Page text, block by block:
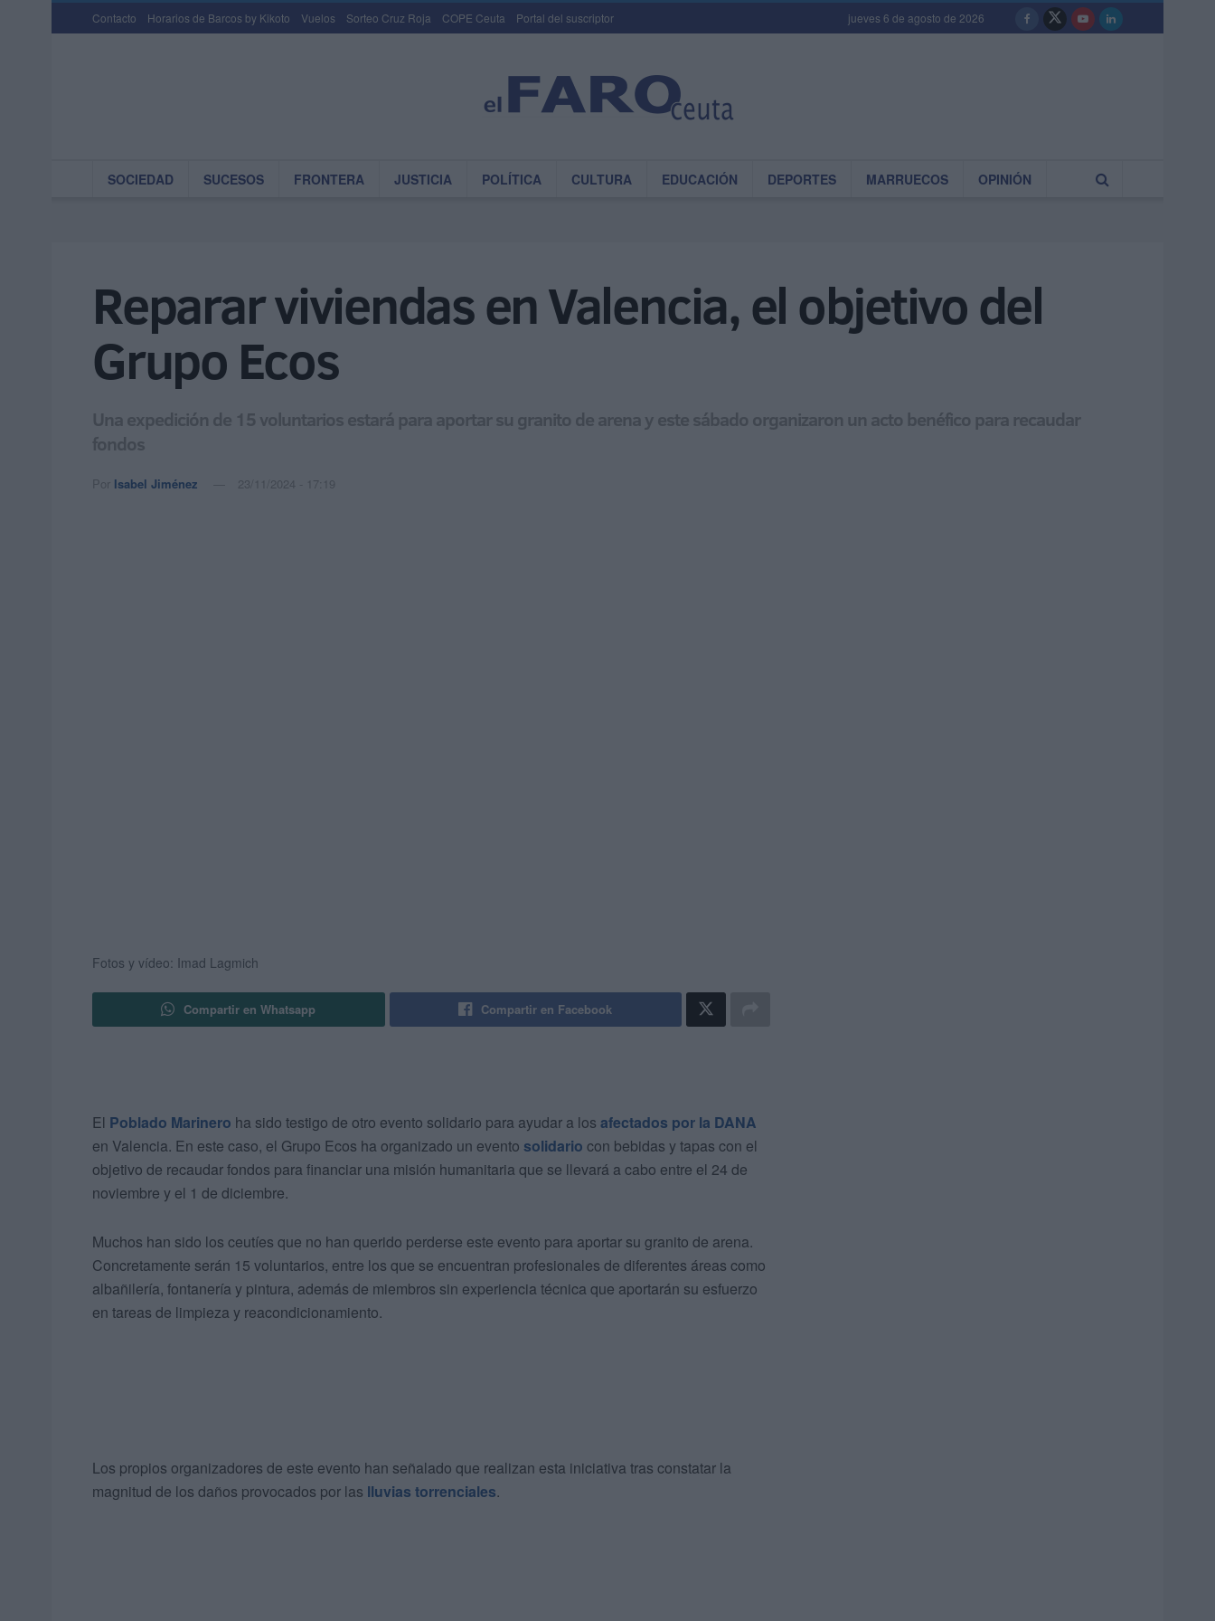
Contacto Horarios de Barcos by Kikoto Vuelos Sorteo Cruz Roja COPE Ceuta Portal del suscriptor jueves 6 de agosto de 2026
SOCIEDAD SUCESOS FRONTERA JUSTICIA POLÍTICA CULTURA EDUCACIÓN DEPORTES MARRUECOS OPINIÓN
Reparar viviendas en Valencia, el objetivo del
Grupo Ecos
Una expedición de 15 voluntarios estará para aportar su granito de arena y este sábado organizaron un acto benéfico para recaudar
fondos
Por Isabel Jiménez 23/11/2024 - 17:19
Fotos y vídeo: Imad Lagmich
Compartir en Whatsapp Compartir en Facebook
El Poblado Marinero ha sido testigo de otro evento solidario para ayudar a los afectados por la DANA
en Valencia. En este caso, el Grupo Ecos ha organizado un evento solidario con bebidas y tapas con el
objetivo de recaudar fondos para financiar una misión humanitaria que se llevará a cabo entre el 24 de
noviembre y el 1 de diciembre.
Muchos han sido los ceutíes que no han querido perderse este evento para aportar su granito de arena.
Concretamente serán 15 voluntarios, entre los que se encuentran profesionales de diferentes áreas como
albañilería, fontanería y pintura, además de miembros sin experiencia técnica que aportarán su esfuerzo
en tareas de limpieza y reacondicionamiento.
Los propios organizadores de este evento han señalado que realizan esta iniciativa tras constatar la
magnitud de los daños provocados por las lluvias torrenciales.